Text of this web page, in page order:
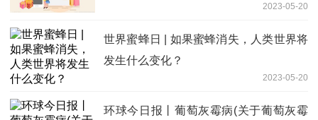
2023-05-20
世界蜜蜂日 | 如果蜜蜂消失，人类世界将
发生什么变化？
2023-05-20
环球今日报丨葡萄灰霉病(关于葡萄灰霉